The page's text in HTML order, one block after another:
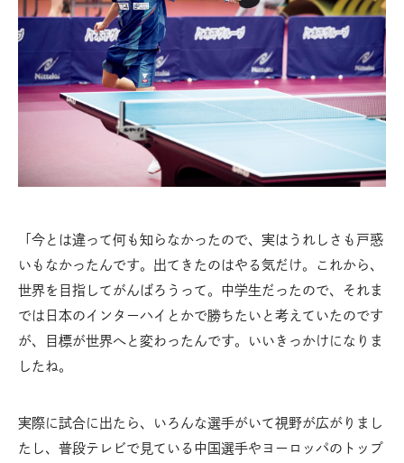
「今とは違って何も知らなかったので、実はうれしさも戸惑
いもなかったんです。出てきたのはやる気だけ。これから、
世界を目指してがんばろうって。中学生だったので、それま
では日本のインターハイとかで勝ちたいと考えていたのです
が、目標が世界へと変わったんです。いいきっかけになりま
したね。
実際に試合に出たら、いろんな選手がいて視野が広がりまし
たし、普段テレビで見ている中国選手やヨーロッパのトップ